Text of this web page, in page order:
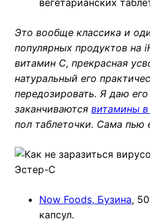
вегетарианских
Это вообще классика и
популярных продуктов на
витамин С, прекрасная
натуральный его
передозировать. Я даю
заканчиваются витамины
пол таблеточки. Сама пью
Эстер-С
Now Foods, Бузина,
капсул.